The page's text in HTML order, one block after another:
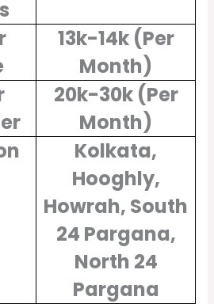
13k-14k (Per
Month)
20k-30k (Per
Month)
Kolkata,
Hooghly,
Howrah, South
24 Pargana,
North 24
Pargana